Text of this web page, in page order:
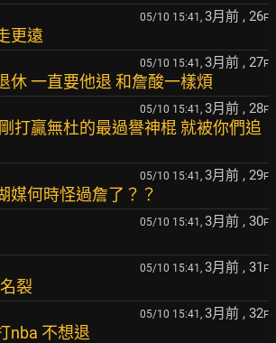
05/10 15:41, 3月前 , 26F
更遠
05/10 15:41, 3月前 , 27F
休 一直要他退 和詹酸一樣煩
05/10 15:41, 3月前 , 28F
打贏無杜的最過譽神棍 就被你們追
05/10 15:41, 3月前 , 29F
媒何時怪過詹了？？
05/10 15:41, 3月前 , 30F
05/10 15:41, 3月前 , 31 F
裂
05/10 15:41, 3月前 , 32F
nba 不想退